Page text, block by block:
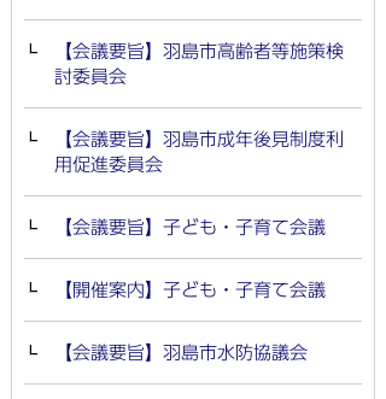
【会議要旨】羽島市高齢者等施策検
討委員会
【会議要旨】羽島市成年後見制度利
用促進委員会
【会議要旨】子ども・子育て会議
【開催案内】子ども・子育て会議
【会議要旨】羽島市水防協議会